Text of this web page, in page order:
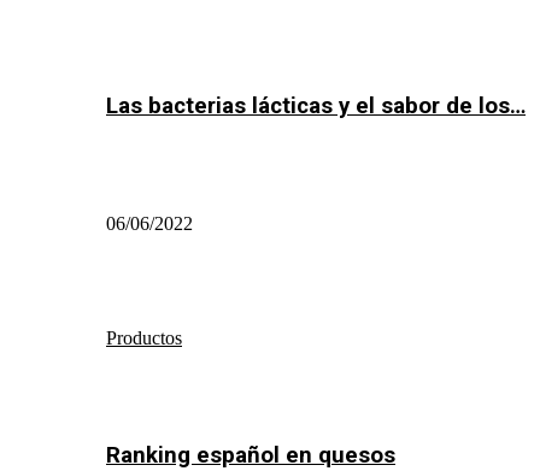
Las bacterias lácticas y el sabor de los…
06/06/2022
Productos
Ranking español en quesos